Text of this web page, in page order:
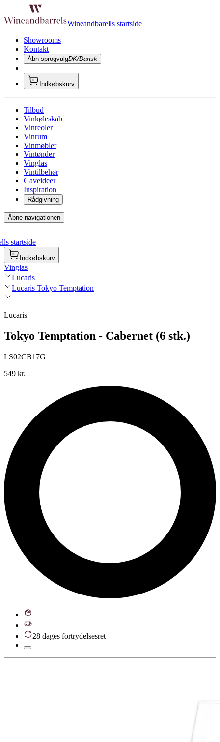
Wineandbarells startside
Showrooms
Kontakt
Åbn sprogvalgDK/Dansk
Indkøbskurv
Tilbud
Vinkøleskab
Vinreoler
Vinrum
Vinmøbler
Vintønder
Vinglas
Vintilbehør
Gaveideer
Inspiration
Rådgivning
Åbne navigationen
startside
Indkøbskurv
Vinglas
Lucaris
Lucaris Tokyo Temptation
Lucaris
Tokyo Temptation - Cabernet (6 stk.)
LS02CB17G
549 kr.
28 dages fortrydelsesret